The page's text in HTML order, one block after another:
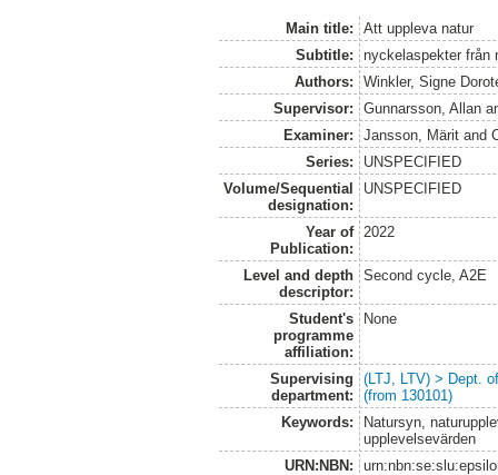
Main title:
Att uppleva natur
Subtitle:
nyckelaspekter från
Authors:
Winkler, Signe
Supervisor:
Gunnarsson, Allan
Examiner:
Jansson, Märit and
Series:
UNSPECIFIED
Volume/Sequential
designation:
UNSPECIFIED
Year of
Publication:
2022
Level and depth
descriptor:
Second cycle, A2E
Student's
programme
affiliation:
None
Supervising
department:
(LTJ, LTV) > Dept.
(from 130101)
Keywords:
Natursyn,
upplevelsevärden
URN:NBN: